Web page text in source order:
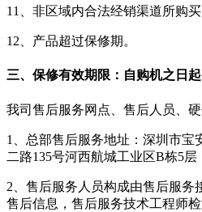
11、非区域内合法经销渠道所购买
12、产品超过保修期。
三、保修有效期限：自购机之日起
我司售后服务网点、售后人员、硬
1、总部售后服务地址：深圳市宝
二路135号河西航城工业区B栋5层
2、售后服务人员构成由售后服务
售后信息，售后服务技术工程师